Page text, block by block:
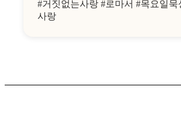
#거짓없는사랑 #로마서 #목요일묵
사랑